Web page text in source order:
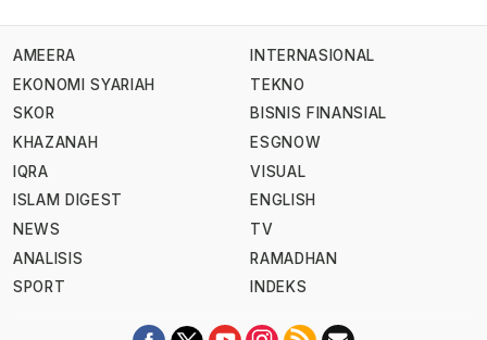
AMEERA
EKONOMI SYARIAH
SKOR
KHAZANAH
IQRA
ISLAM DIGEST
NEWS
ANALISIS
SPORT
INTERNASIONAL
TEKNO
BISNIS FINANSIAL
ESGNOW
VISUAL
ENGLISH
TV
RAMADHAN
INDEKS